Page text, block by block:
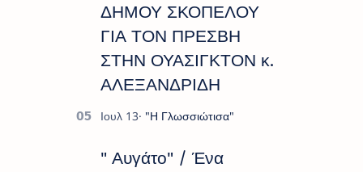
ΔΗΜΟΥ ΣΚΟΠΕΛΟΥ
ΓΙΑ ΤΟΝ ΠΡΕΣΒΗ
ΣΤΗΝ ΟΥΑΣΙΓΚΤΟΝ κ.
ΑΛΕΞΑΝΔΡΙΔΗ
" Αυγάτο" / Ένα